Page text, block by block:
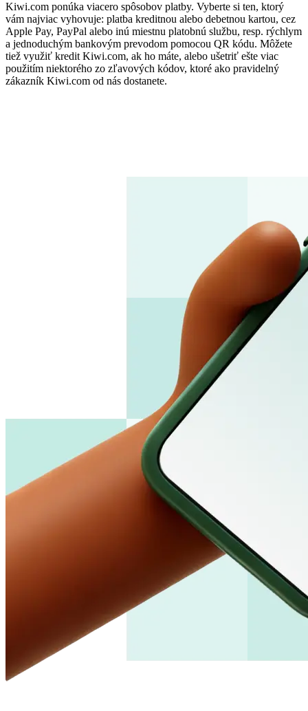
Kiwi.com ponúka viacero spôsobov platby. Vyberte si ten, ktorý
vám najviac vyhovuje: platba kreditnou alebo debetnou kartou, cez
Apple Pay, PayPal alebo inú miestnu platobnú službu, resp. rýchlym
a jednoduchým bankovým prevodom pomocou QR kódu. Môžete
tiež využiť kredit Kiwi.com, ak ho máte, alebo ušetriť ešte viac
použitím niektorého zo zľavových kódov, ktoré ako pravidelný
zákazník Kiwi.com od nás dostanete.